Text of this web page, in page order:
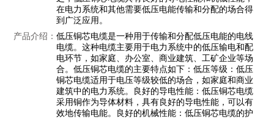
在电力系统和其他需要低压电能传输和分配的场合得
到广泛应用。
产品介绍：低压铜芯电缆是一种用于传输和分配低压电能的电线
电缆。这种电缆主要用于电力系统中的低压输电和配
电环节，如家庭、办公室、商业建筑、工矿企业等场
合。低压铜芯电缆的主要特点如下：低压等级：低压
铜芯电缆适用于电压等级较低的场合，如家庭和商业
建筑中的电力系统。良好的导电性能：低压铜芯电缆
采用铜作为导体材料，具有良好的导电性能，可以有
效地传输电能。良好的机械性能：低压铜芯电缆的护